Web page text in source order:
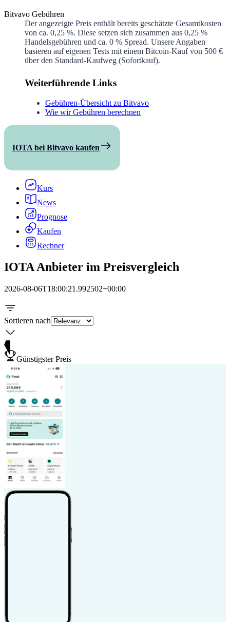
Bitvavo Gebühren
Der angezeigte Preis enthält bereits geschätzte Gesamtkosten
von ca. 0,25 %. Diese setzen sich zusammen aus 0,25 %
Handelsgebühren und ca. 0 % Spread. Unsere Angaben
basieren auf eigenen Tests mit einem Bitcoin-Kauf von 500 €
über den Standard-Kaufweg (Sofortkauf).
Weiterführende Links
Gebühren-Übersicht zu Bitvavo
Wie wir Gebühren berechnen
IOTA bei Bitvavo kaufen
Kurs
News
Prognose
Kaufen
Rechner
IOTA Anbieter im Preisvergleich
2026-08-06T18:00:21.992502+00:00
Sortieren nach
Günstigster Preis